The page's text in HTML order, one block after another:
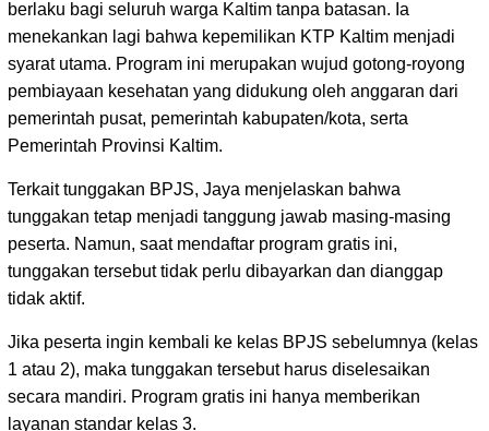
berlaku bagi seluruh warga Kaltim tanpa batasan. Ia
menekankan lagi bahwa kepemilikan KTP Kaltim menjadi
syarat utama. Program ini merupakan wujud gotong-royong
pembiayaan kesehatan yang didukung oleh anggaran dari
pemerintah pusat, pemerintah kabupaten/kota, serta
Pemerintah Provinsi Kaltim.
Terkait tunggakan BPJS, Jaya menjelaskan bahwa
tunggakan tetap menjadi tanggung jawab masing-masing
peserta. Namun, saat mendaftar program gratis ini,
tunggakan tersebut tidak perlu dibayarkan dan dianggap
tidak aktif.
Jika peserta ingin kembali ke kelas BPJS sebelumnya (kelas
1 atau 2), maka tunggakan tersebut harus diselesaikan
secara mandiri. Program gratis ini hanya memberikan
layanan standar kelas 3.